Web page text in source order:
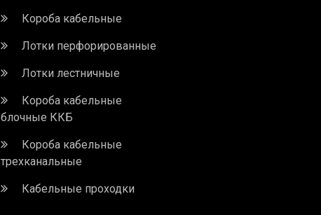
Короба кабельные
Лотки перфорированные
Лотки лестничные
Короба кабельные
блочные ККБ
Короба кабельные
трехканальные
Кабельные проходки